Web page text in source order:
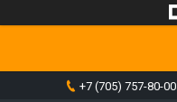
+7 (705) 757-80-00